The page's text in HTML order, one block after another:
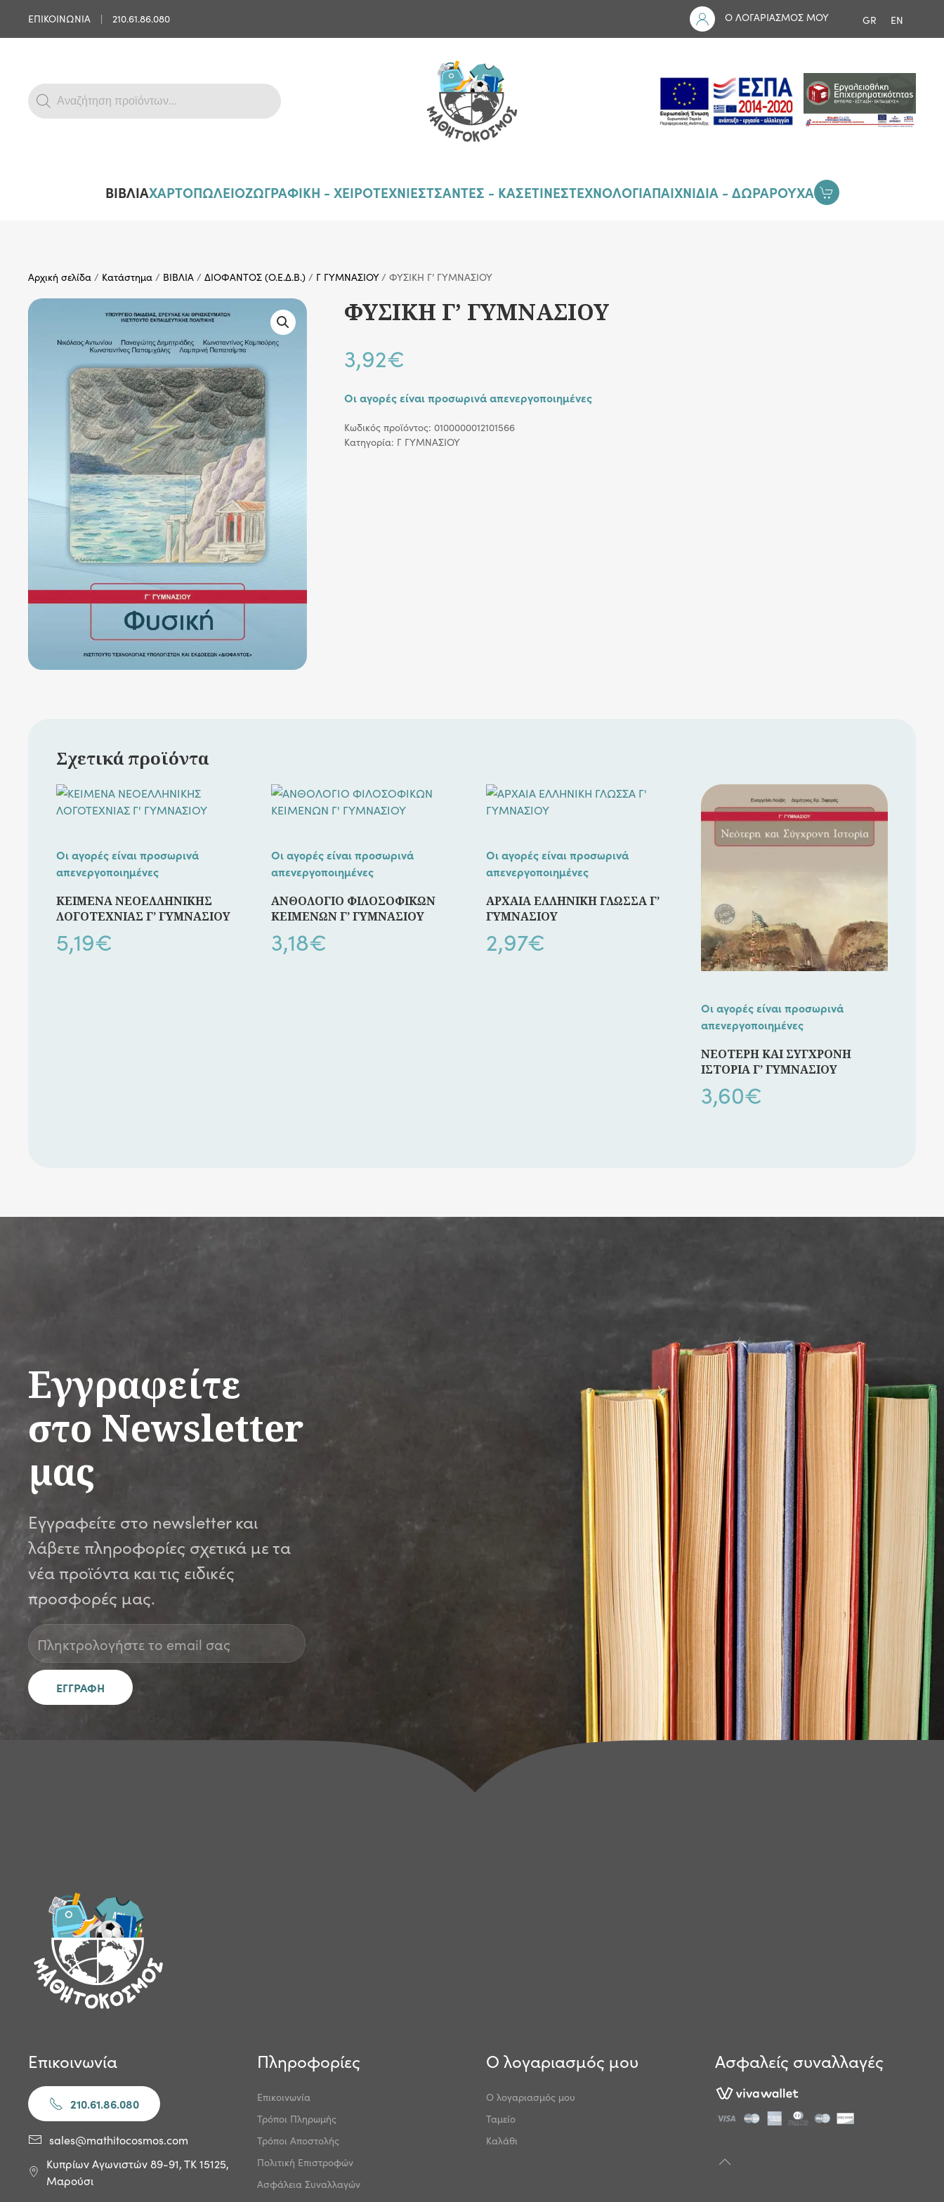
Skip to main content
ΕΠΙΚΟΙΝΩΝΙΑ | 210.61.86.080 Ο ΛΟΓΑΡΙΑΣΜΟΣ ΜΟΥ GR EN
Products
search
ΒΙΒΛΙΑΧΑΡΤΟΠΩΛΕΙΟΖΩΓΡΑΦΙΚΗ - ΧΕΙΡΟΤΕΧΝΙΕΣΤΣΑΝΤΕΣ - ΚΑΣΕΤΙΝΕΣΤΕΧΝΟΛΟΓΙΑΠΑΙΧΝΙΔΙΑ - ΔΩΡΑΡΟΥΧΑ
Αρχική σελίδα / Κατάστημα / ΒΙΒΛΙΑ / ΔΙΟΦΑΝΤΟΣ (Ο.Ε.Δ.Β.) / Γ ΓΥΜΝΑΣΙΟΥ/ ΦΥΣΙΚΗ Γ’ ΓΥΜΝΑΣΙΟΥ
ΦΥΣΙΚΗ Γ’ ΓΥΜΝΑΣΙΟΥ
3,92€
Οι αγορές είναι προσωρινά απενεργοποιημένες
Κωδικός προϊόντος: 0100000012101566
Κατηγορία: Γ ΓΥΜΝΑΣΙΟΥ
Σχετικά προϊόντα
Οι αγορές είναι προσωρινά
απενεργοποιημένες
ΚΕΙΜΕΝΑ ΝΕΟΕΛΛΗΝΙΚΗΣ
ΛΟΓΟΤΕΧΝΙΑΣ Γ’ ΓΥΜΝΑΣΙΟΥ
5,19€
Οι αγορές είναι προσωρινά
απενεργοποιημένες
ΑΝΘΟΛΟΓΙΟ ΦΙΛΟΣΟΦΙΚΩΝ
ΚΕΙΜΕΝΩΝ Γ’ ΓΥΜΝΑΣΙΟΥ
3,18€
Οι αγορές είναι προσωρινά
απενεργοποιημένες
ΑΡΧΑΙΑ ΕΛΛΗΝΙΚΗ ΓΛΩΣΣΑ Γ’
ΓΥΜΝΑΣΙΟΥ
2,97€
Οι αγορές είναι προσωρινά
απενεργοποιημένες
ΝΕΟΤΕΡΗ ΚΑΙ ΣΥΓΧΡΟΝΗ
ΙΣΤΟΡΙΑ Γ’ ΓΥΜΝΑΣΙΟΥ
3,60€
Εγγραφείτε
στο Newsletter
μας
Εγγραφείτε στο newsletter και
λάβετε πληροφορίες σχετικά με τα
νέα προϊόντα και τις ειδικές
προσφορές μας.
Επικοινωνία
210.61.86.080
sales@mathitocosmos.com
Κυπρίων Αγωνιστών 89-91, ΤΚ 15125,
Μαρούσι
Πληροφορίες
Επικοινωνία
Τρόποι Πληρωμής
Τρόποι Αποστολής
Πολιτική Επιστροφών
Ασφάλεια Συναλλαγών
Ο λογαριασμός μου
Ο λογαριασμός μου
Ταμείο
Καλάθι
Ασφαλείς συναλλαγές